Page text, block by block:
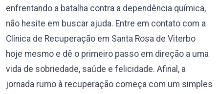
enfrentando a batalha contra a dependência química,
não hesite em buscar ajuda. Entre em contato com a
Clínica de Recuperação em Santa Rosa de Viterbo
hoje mesmo e dê o primeiro passo em direção a uma
vida de sobriedade, saúde e felicidade. Afinal, a
jornada rumo à recuperação começa com um simples